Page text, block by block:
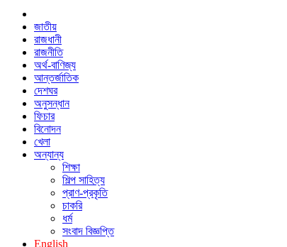
জাতীয়
রাজধানী
রাজনীতি
অর্থ-বাণিজ্য
আন্তর্জাতিক
দেশঘর
অনুসন্ধান
ফিচার
বিনোদন
খেলা
অন্যান্য
শিক্ষা
শিল্প সাহিত্য
প্রাণ-প্রকৃতি
চাকরি
ধর্ম
সংবাদ বিজ্ঞপ্তি
English